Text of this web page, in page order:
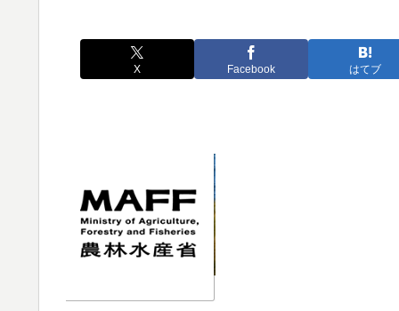
X Facebook はてブ